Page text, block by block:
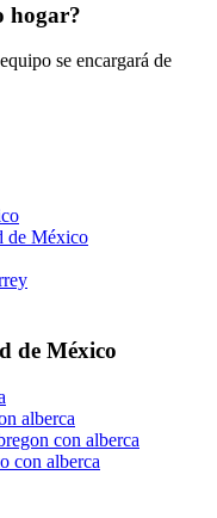
hogar?
se encargará de
de México
de México
alberca
con alberca
con alberca